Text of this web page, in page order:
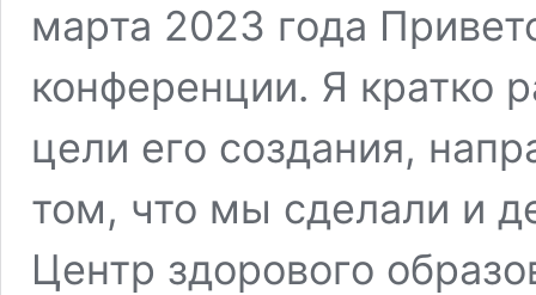
марта 2023 года
конференции. Я кратко
цели его создания,
том, что мы сделали и
Центр здорового